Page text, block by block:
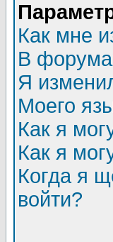
Как мне
В
Я
Моего
Как я
Как я
Когда я
войти?